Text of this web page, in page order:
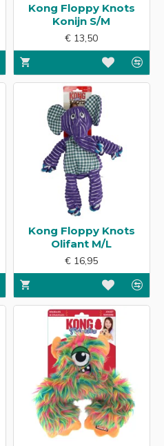
Kong Floppy Knots
Konijn S/M
€ 13,50
Kong Floppy Knots
Olifant M/L
€ 16,95